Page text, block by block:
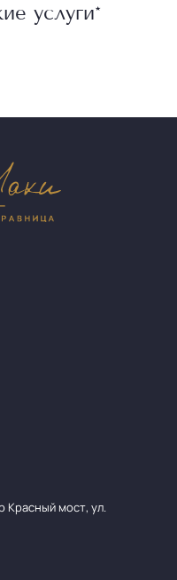
услуги*
Красный мост, ул.